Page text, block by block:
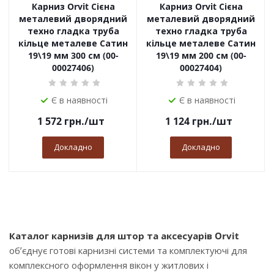
Карниз Orvit Сієна
металевий дворядний
техно гладка труба
кільце металеве Сатин
19\19 мм 300 см (00-
00027406)
Є в наявності
1 572 грн./шт
Докладно
Карниз Orvit Сієна
металевий дворядний
техно гладка труба
кільце металеве Сатин
19\19 мм 200 см (00-
00027404)
Є в наявності
1 124 грн./шт
Докладно
Каталог карнизів для штор та аксесуарів Orvit
об’єднує готові карнизні системи та комплектуючі для
комплексного оформлення вікон у житлових і